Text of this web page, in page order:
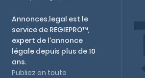
Annonces.legal est le
service de REGIEPRO™,
expert de l'annonce
légale depuis plus de 10
ans.
Publiez en toute